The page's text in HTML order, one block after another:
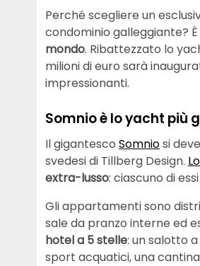
Perché scegliere un
condominio galleggiante?
mondo. Ribattezzato lo
milioni di euro sarà
impressionanti.
Somnio è lo yacht più
Il gigantesco Somniosi
svedesi di Tillberg Design.
extra-lusso: ciascuno di
Gli appartamenti sono
sale da pranzo interne ed
hotel a 5 stelle: un salotto
sport acquatici, una